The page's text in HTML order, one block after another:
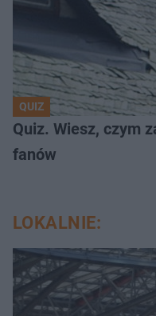
QUIZ
Quiz. Wiesz, czym
fanów
LOKALNIE: